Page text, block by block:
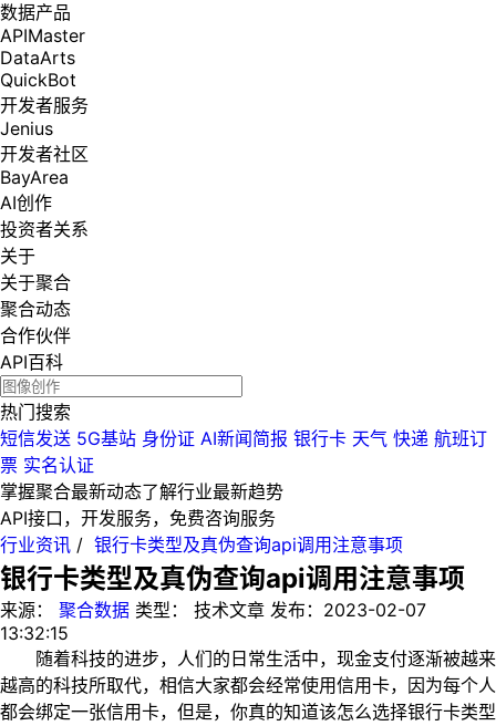
数据产品
APIMaster
DataArts
QuickBot
开发者服务
Jenius
开发者社区
BayArea
AI创作
投资者关系
关于
关于聚合
聚合动态
合作伙伴
API百科
热门搜索
短信发送 5G基站 身份证 AI新闻简报 银行卡 天气 快递 航班订
票 实名认证
掌握聚合最新动态了解行业最新趋势
API接口，开发服务，免费咨询服务
行业资讯 / 银行卡类型及真伪查询api调用注意事项
银行卡类型及真伪查询api调用注意事项
来源： 聚合数据 类型： 技术文章 发布： 2023-02-07
13:32:15
随着科技的进步，人们的日常生活中，现金支付逐渐被越来
越高的科技所取代，相信大家都会经常使用信用卡，因为每个人
都会绑定一张信用卡，但是，你真的知道该怎么选择银行卡类型